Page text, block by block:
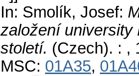
In: Smolík, Josef:
založení university
století. (Czech). : ,
MSC: 01A35,